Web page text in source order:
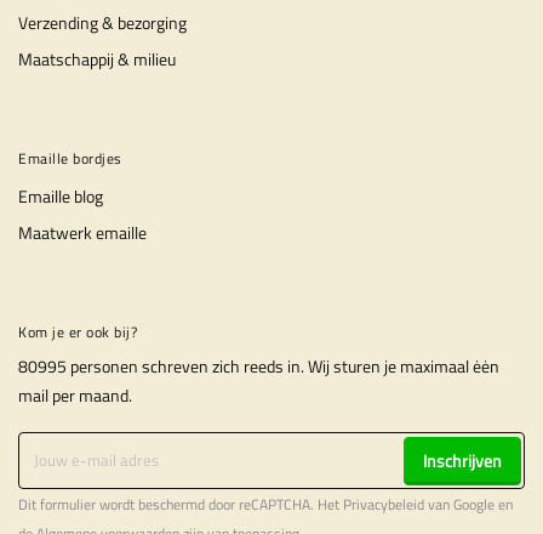
Verzending & bezorging
Maatschappij & milieu
Emaille bordjes
Emaille blog
Maatwerk emaille
Kom je er ook bij?
80995 personen schreven zich reeds in. Wij sturen je maximaal ėėn
mail per maand.
Inschrijven
Dit formulier wordt beschermd door reCAPTCHA. Het Privacybeleidvan Google en